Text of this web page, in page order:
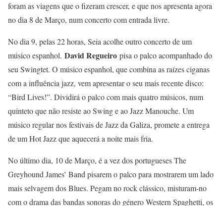
foram as viagens que o fizeram crescer, e que nos apresenta agora
no dia 8 de Março, num concerto com entrada livre.
No dia 9, pelas 22 horas, Seia acolhe outro concerto de um
músico espanhol. David Regueiro pisa o palco acompanhado do
seu Swingtet. O músico espanhol, que combina as raízes ciganas
com a influência jazz, vem apresentar o seu mais recente disco:
“Bird Lives!”. Dividirá o palco com mais quatro músicos, num
quinteto que não resiste ao Swing e ao Jazz Manouche. Um
músico regular nos festivais de Jazz da Galiza, promete a entrega
de um Hot Jazz que aquecerá a noite mais fria.
No último dia, 10 de Março, é a vez dos portugueses The
Greyhound James’ Band pisarem o palco para mostrarem um lado
mais selvagem dos Blues. Pegam no rock clássico, misturam-no
com o drama das bandas sonoras do género Western Spaghetti, os